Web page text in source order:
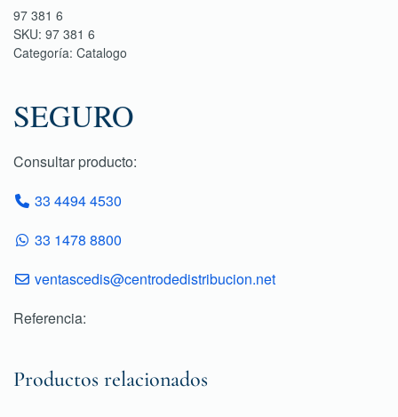
97 381 6
SKU: 97 381 6
Categoría: Catalogo
SEGURO
Consultar producto:
33 4494 4530
33 1478 8800
ventascedis@centrodedistribucion.net
Referencia:
Productos relacionados